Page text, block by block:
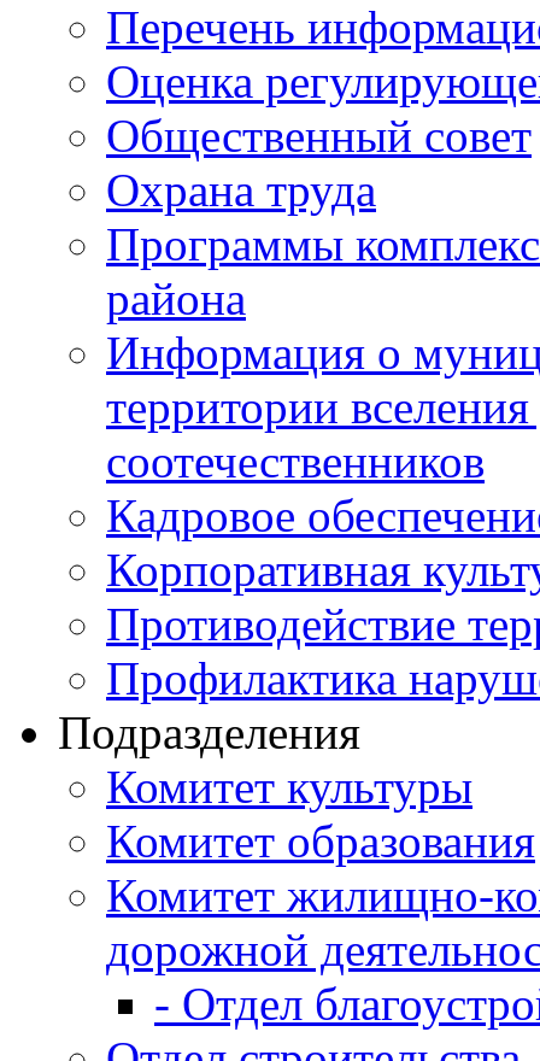
Перечень
Оценка
Общественный совет
Охрана труда
Программы
района
Информация о
территории
соотечественников
Кадровое
Корпоративная
Противодействие
Профилактика
Подразделения
Комитет культуры
Комитет образования
Комитет жилищно-
дорожной
- Отдел